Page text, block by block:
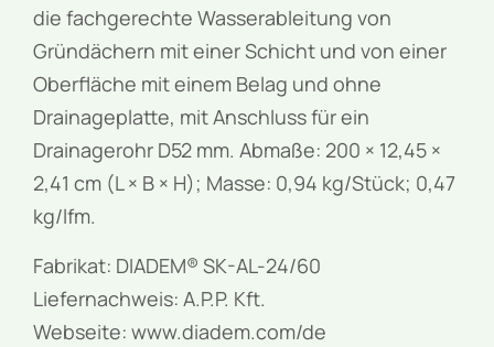
die fachgerechte Wasserableitung von
Gründächern mit einer Schicht und von einer
Oberfläche mit einem Belag und ohne
Drainageplatte, mit Anschluss für ein
Drainagerohr D52 mm. Abmaße: 200 × 12,45 ×
2,41 cm (L × B × H); Masse: 0,94 kg/Stück; 0,47
kg/lfm.
Fabrikat: DIADEM® SK-AL-24/60
Liefernachweis: A.P.P. Kft.
Webseite: www.diadem.com/de